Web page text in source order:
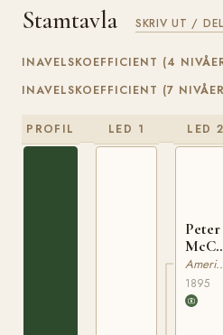
Stamtavla SKRIV UT /
INAVELSKOEFFICIENT (4
INAVELSKOEFFICIENT (7
PROFIL LED 1 LED 2
Peter
American
1895